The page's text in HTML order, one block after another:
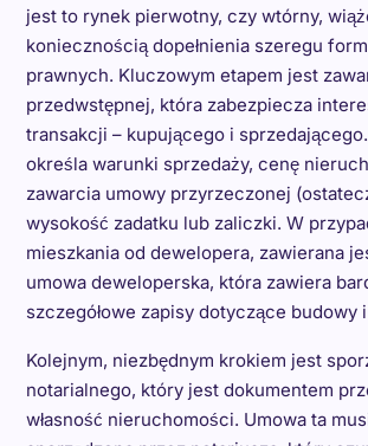
jest to rynek pierwotny, czy wtórny,
koniecznością dopełnienia szeregu
prawnych. Kluczowym etapem jest
przedwstępnej, która zabezpiecza
transakcji – kupującego i
określa warunki sprzedaży, cenę
zawarcia umowy przyrzeczonej
wysokość zadatku lub zaliczki. W
mieszkania od dewelopera, zawierana
umowa deweloperska, która zawiera
szczegółowe zapisy dotyczące budowy
Kolejnym, niezbędnym krokiem jest
notarialnego, który jest dokumentem
własność nieruchomości. Umowa ta